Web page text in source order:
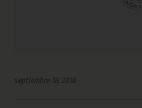
septiembre 18, 2010